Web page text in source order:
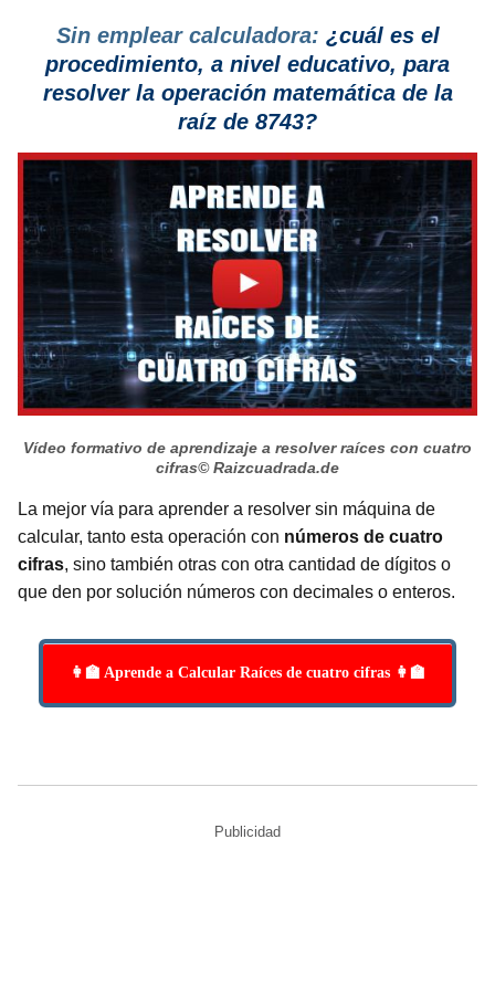
Sin emplear calculadora: ¿cuál es el
procedimiento, a nivel educativo, para
resolver la operación matemática de la
raíz de 8743?
Vídeo formativo de aprendizaje a resolver raíces con cuatro
cifras© Raizcuadrada.de
La mejor vía para aprender a resolver sin máquina de
calcular, tanto esta operación con números de cuatro
cifras, sino también otras con otra cantidad de dígitos o
que den por solución números con decimales o enteros.
👩‍🏫 Aprende a Calcular Raíces de cuatro cifras 👩‍🏫
Publicidad